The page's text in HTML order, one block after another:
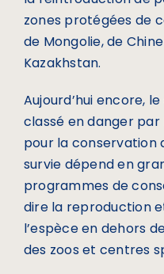
zones protégées de
de Mongolie, de
Kazakhstan.
Aujourd’hui encore,
classé en danger par
pour la conservation
survie dépend en
programmes de
dire la reproduction
l’espèce en dehors
des zoos et centres